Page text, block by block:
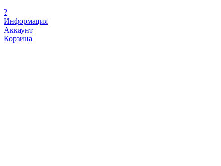
?
Информация
Аккаунт
Корзина